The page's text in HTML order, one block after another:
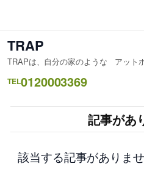
を
ス
キ
ッ
TRAP
TRAPは、自分の家のような アット
TEL0120003369
記事があ
該当する記事がありませ